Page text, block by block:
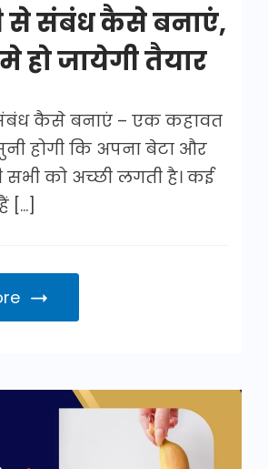
से संबंध कैसे बनाएं,
हो जायेगी तैयार
संबंध कैसे बनाएं – एक कहावत
होगी कि अपना बेटा और
सभी को अच्छी लगती है। कई
[…]